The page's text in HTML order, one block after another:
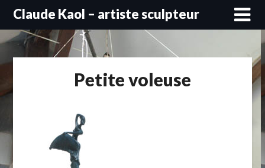
Skip
content
Claude Kaol – artiste sculpteur
Petite voleuse